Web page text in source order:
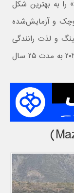
به بهترین شکل
و آزمایش‌شده
و لذت رانندگی
تمرکز داشت. لوتوس الیزه از سال ۱۹۹۶ تا ۲۰۲۱ به مدت ۲۵ سال